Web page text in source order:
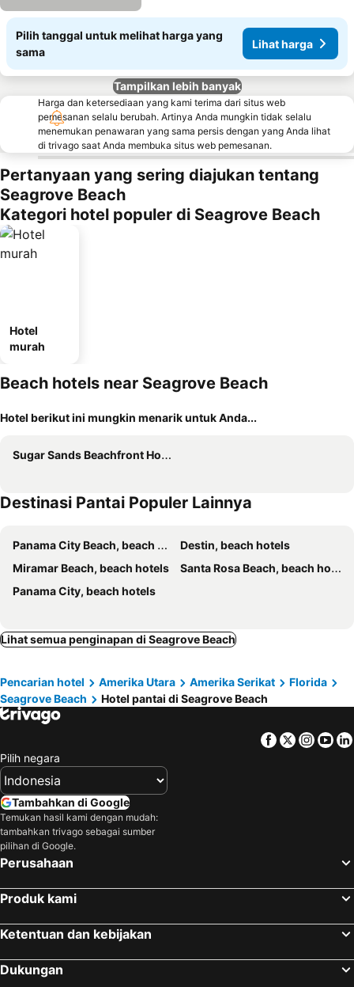
Pilih tanggal untuk melihat harga yang
sama
Lihat harga
Tampilkan lebih banyak
Harga dan ketersediaan yang kami terima dari situs web
pemesanan selalu berubah. Artinya Anda mungkin tidak selalu
menemukan penawaran yang sama persis dengan yang Anda lihat
di trivago saat Anda membuka situs web pemesanan.
Pertanyaan yang sering diajukan tentang
Seagrove Beach
Kategori hotel populer di Seagrove Beach
Hotel
murah
Beach hotels near Seagrove Beach
Hotel berikut ini mungkin menarik untuk Anda...
Sugar Sands Beachfront Hotel, a By The Sea Resort
Destinasi Pantai Populer Lainnya
Panama City Beach, beach hotels
Destin, beach hotels
Miramar Beach, beach hotels
Santa Rosa Beach, beach hotels
Panama City, beach hotels
Lihat semua penginapan di Seagrove Beach
Pencarian hotel Amerika Utara Amerika Serikat
Florida
Seagrove Beach
Hotel pantai di Seagrove Beach
Facebook
Twitter
Pilih negara
Tambahkan di Google
Temukan hasil kami dengan mudah:
tambahkan trivago sebagai sumber
pilihan di Google.
Perusahaan
Produk kami
Ketentuan dan kebijakan
Dukungan